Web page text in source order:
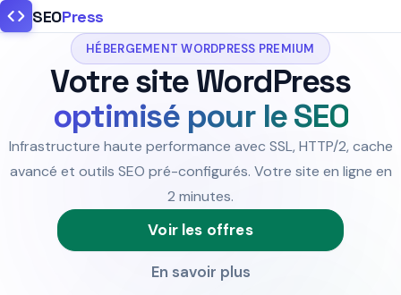
SEOPress
HÉBERGEMENT WORDPRESS PREMIUM
Votre site WordPress
optimisé pour le SEO
Infrastructure haute performance avec SSL, HTTP/2, cache
avancé et outils SEO pré-configurés. Votre site en ligne en
2 minutes.
Voir les offres
En savoir plus